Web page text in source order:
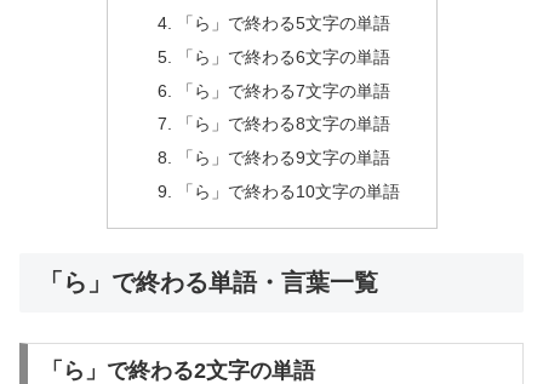
「ら」で終わる5文字の単語
「ら」で終わる6文字の単語
「ら」で終わる7文字の単語
「ら」で終わる8文字の単語
「ら」で終わる9文字の単語
「ら」で終わる10文字の単語
「ら」で終わる単語・言葉一覧
「ら」で終わる2文字の単語